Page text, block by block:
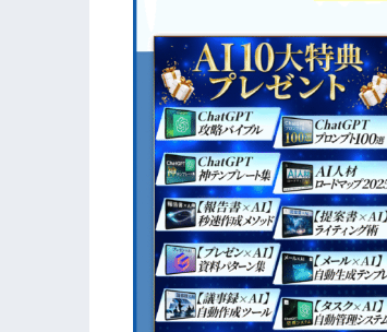
参照元
総務省・経済産業省
各AI開発企業（OpenAI
独立行政法人 情報処理
（IPA）